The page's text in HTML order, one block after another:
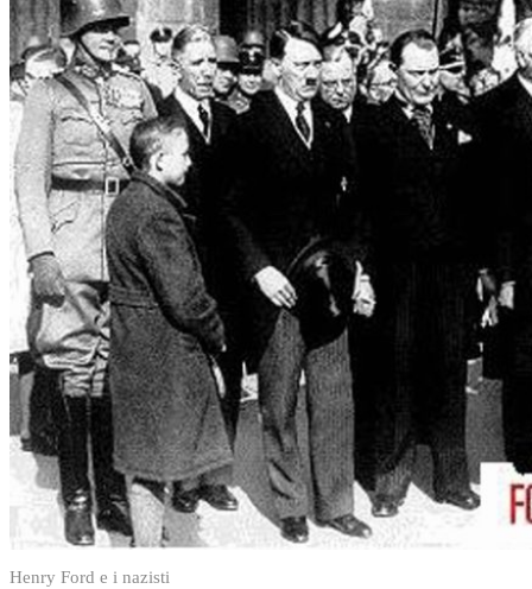
Henry Ford e i nazisti